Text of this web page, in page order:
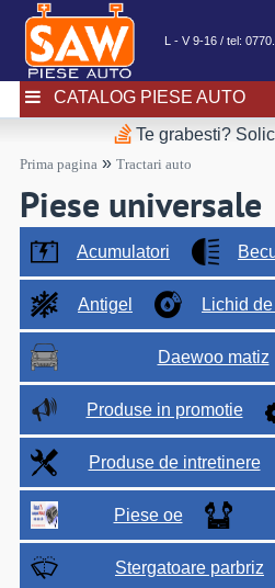
L - V 9-16 / tel:
CATALOG PIESE AUTO
Te grabesti?
Prima pagina » Tractari auto
Piese universale
Acumulatori
Antigel Lichid
Daewoo matiz
Produse in promotie
Produse de intretinere
Piese oe
Stergatoare parbriz